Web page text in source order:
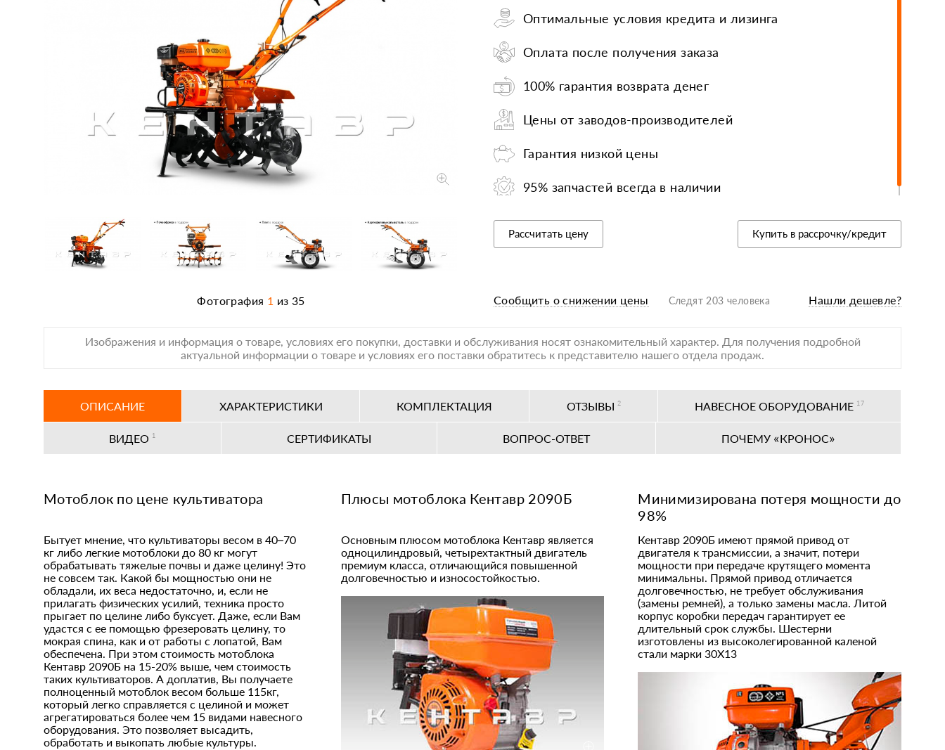
Запчасти Прочее
Фотография 1 из 35
Оптимальные условия кредита и лизинга
Оплата после получения заказа
100% гарантия возврата денег
Цены от заводов-производителей
Гарантия низкой цены
95% запчастей всегда в наличии
Рассчитать цену Купить в рассрочку/кредит
Сообщить о снижении цены Следят 203 человека Нашли дешевле?
Изображения и информация о товаре, условиях его покупки, доставки и обслуживания носят ознакомительный характер. Для получения подробной
актуальной информации о товаре и условиях его поставки обратитесь к представителю нашего отдела продаж.
ОПИСАНИЕ ХАРАКТЕРИСТИКИ КОМПЛЕКТАЦИЯ ОТЗЫВЫ 2 НАВЕСНОЕ ОБОРУДОВАНИЕ 17
ВИДЕО 1 СЕРТИФИКАТЫ ВОПРОС-ОТВЕТ ПОЧЕМУ «КРОНОС»
Мотоблок по цене культиватора
Бытует мнение, что культиваторы весом в 40–70
кг либо легкие мотоблоки до 80 кг могут
обрабатывать тяжелые почвы и даже целину! Это
не совсем так. Какой бы мощностью они не
обладали, их веса недостаточно, и, если не
прилагать физических усилий, техника просто
прыгает по целине либо буксует. Даже, если Вам
удастся с ее помощью фрезеровать целину, то
мокрая спина, как и от работы с лопатой, Вам
обеспечена. При этом стоимость мотоблока
Кентавр 2090Б на 15-20% выше, чем стоимость
таких культиваторов. А доплатив, Вы получаете
полноценный мотоблок весом больше 115кг,
который легко справляется с целиной и может
агрегатироваться более чем 15 видами навесного
оборудования. Это позволяет высадить,
обработать и выкопать любые культуры.
Плюсы мотоблока Кентавр 2090Б
Основным плюсом мотоблока Кентавр является
одноцилиндровый, четырехтактный двигатель
премиум класса, отличающийся повышенной
долговечностью и износостойкостью.
Минимизирована потеря мощности до
98%
Кентавр 2090Б имеют прямой привод от
двигателя к трансмиссии, а значит, потери
мощности при передаче крутящего момента
минимальны. Прямой привод отличается
долговечностью, не требует обслуживания
(замены ремней), а только замены масла. Литой
корпус коробки передач гарантирует ее
длительный срок службы. Шестерни
изготовлены из высоколегированной каленой
стали марки 30Х13